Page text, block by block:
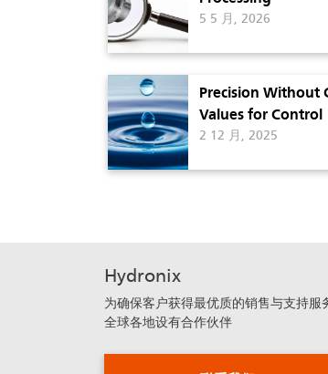
5 5 月, 2026
Precision Without
Values for Control
2 12 月, 2025
Hydronix
为确保客户获得最优质的销售与支持
全球各地设有合作伙伴